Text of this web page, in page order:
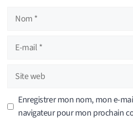
Nom
Site
Enregistrer mon nom, mon e-
navigateur pour mon prochain